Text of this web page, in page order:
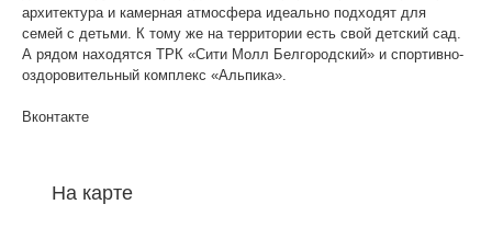
архитектура и камерная атмосфера идеально подходят для
семей с детьми. К тому же на территории есть свой детский сад.
А рядом находятся ТРК «Сити Молл Белгородский» и спортивно-
оздоровительный комплекс «Альпика».
Вконтакте
На карте